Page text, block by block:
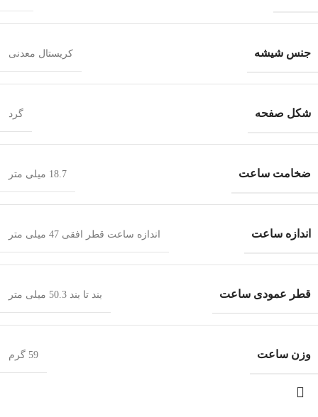
جنس شیشه کریستال معدنی
شکل صفحه گرد
ضخامت ساعت 18.7 میلی متر
اندازه ساعت اندازه ساعت قطر افقی 47 میلی متر
قطر عمودی ساعت بند تا بند 50.3 میلی متر
وزن ساعت 59 گرم